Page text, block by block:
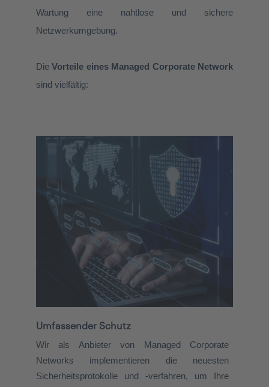
Wartung eine nahtlose und sichere
Netzwerkumgebung.
DieVorteile eines Managed Corporate Network
sind vielfältig:
Umfassender Schutz
Wir als Anbieter von Managed Corporate
Networks implementieren die neuesten
Sicherheitsprotokolle und -verfahren, um Ihre